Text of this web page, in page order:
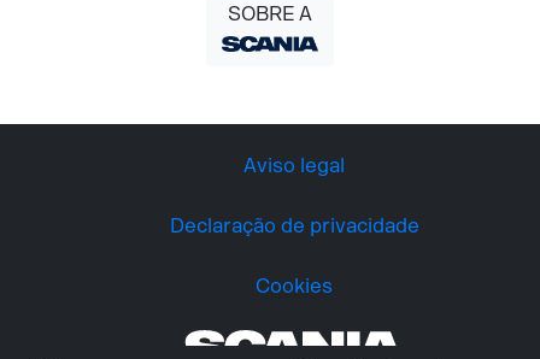
SOBRE A
Aviso legal
Declaração de privacidade
Cookies